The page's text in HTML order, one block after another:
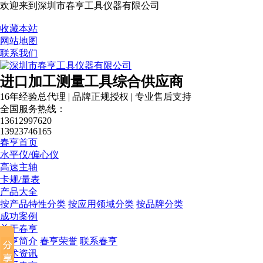
欢迎来到深圳市春亨工具仪器有限公司
收藏本站
网站地图
联系我们
进口加工测量工具综合供应商
16年经验总代理 | 品牌正规授权 | 专业售后支持
全国服务热线：
13612997620
13923746165
春亨首页
水平仪/偏心仪
高速主轴
卡规/量表
产品大全
按产品特性分类 按应用领域分类 按品牌分类
成功案例
关于春亨
春亨简介 春亨荣誉 联系春亨
技术资讯